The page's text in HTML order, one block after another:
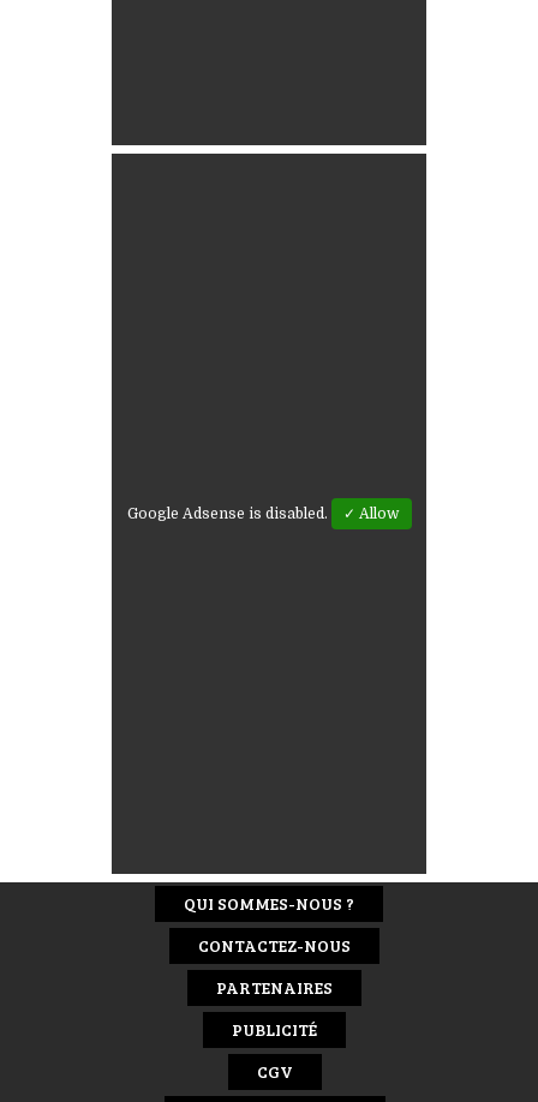
Google Adsense is disabled. ✓ Allow
QUI SOMMES-NOUS ?
CONTACTEZ-NOUS
PARTENAIRES
PUBLICITÉ
CGV